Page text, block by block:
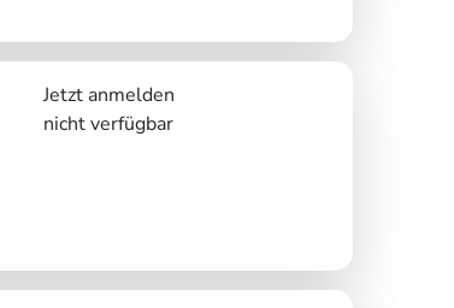
Jetzt anmelden
nicht verfügbar